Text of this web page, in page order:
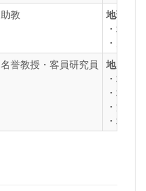
助教
地球内
・地震
・火山
名誉教授・客員研究員
地震発
・地震
・地震
・深部
・地震